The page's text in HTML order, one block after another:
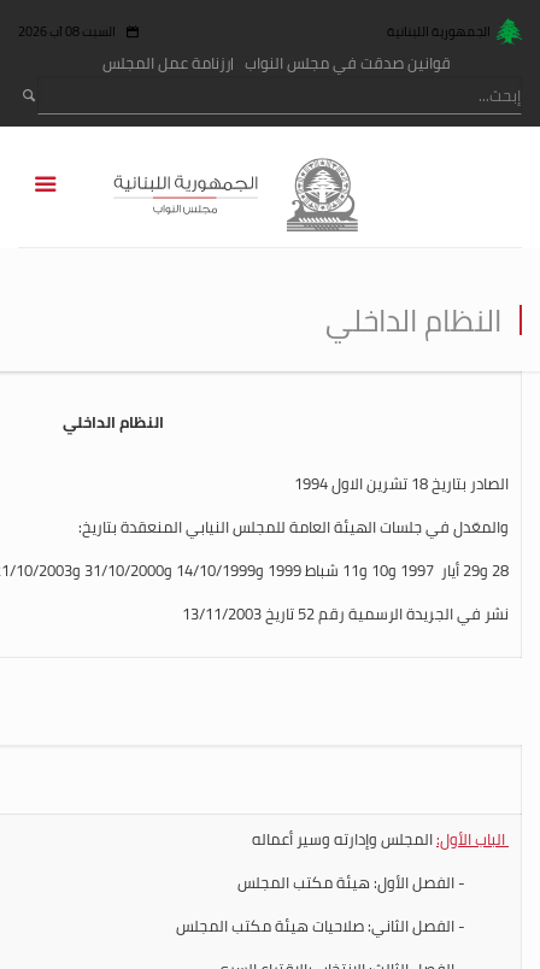
الجمهورية اللبنانية السبت 08 آب 2026
قوانين صدقت في مجلس النواب رزنامة عمل المجلس
النظام الداخلي
النظام الداخلي
الصادر بتاريخ 18 تشرين الاول 1994
والمعّدل في جلسات الهيئة العامة للمجلس النيابي المنعقدة بتاريخ:
28 و29 أيار 1997 و10 و11 شباط 1999 و14/10/1999 و31/10/2000 و21/10/2003
نشر في الجريدة الرسمية رقم 52 تاريخ 13/11/2003
الباب الأول:المجلس وإدارته وسير أعماله
- الفصل الأول: هيئة مكتب المجلس
- الفصل الثاني: صلاحيات هيئة مكتب المجلس